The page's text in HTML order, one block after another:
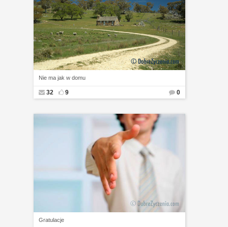
Nie ma jak w domu
32 9 0
Gratulacje